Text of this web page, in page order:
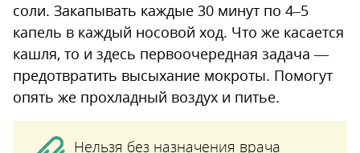
соли. Закапывать каждые 30 минут по 4–5
капель в каждый носовой ход. Что же касается
кашля, то и здесь первоочередная задача —
предотвратить высыхание мокроты. Помогут
опять же прохладный воздух и питье.
Нельзя без назначения врача